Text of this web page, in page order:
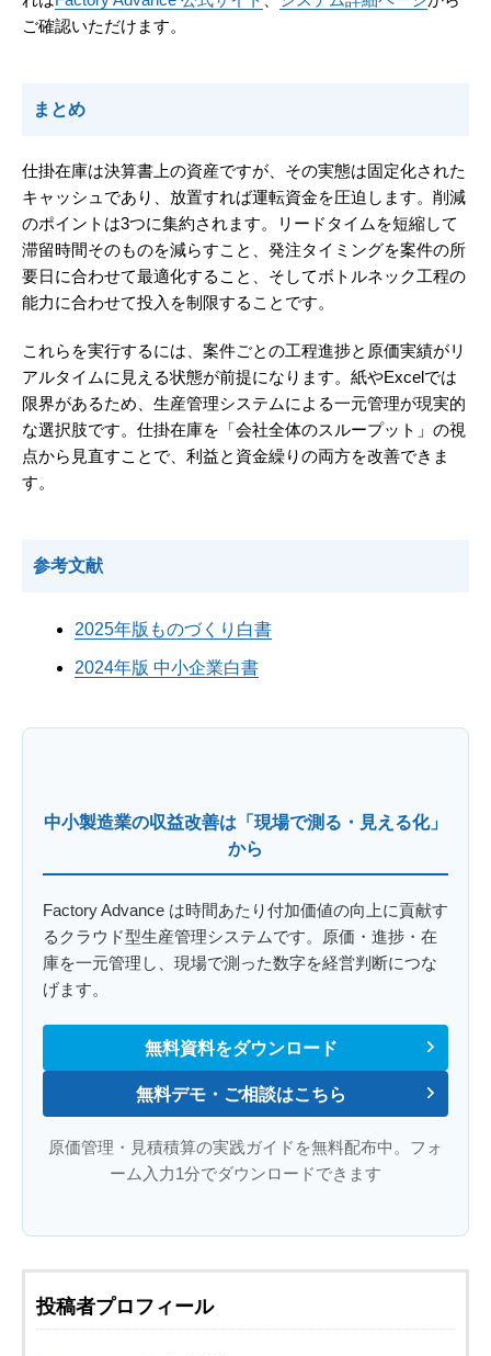
ご確認いただけます。
まとめ
仕掛在庫は決算書上の資産ですが、その実態は固定化された
キャッシュであり、放置すれば運転資金を圧迫します。削減
のポイントは3つに集約されます。リードタイムを短縮して
滞留時間そのものを減らすこと、発注タイミングを案件の所
要日に合わせて最適化すること、そしてボトルネック工程の
能力に合わせて投入を制限することです。
これらを実行するには、案件ごとの工程進捗と原価実績がリ
アルタイムに見える状態が前提になります。紙やExcelでは
限界があるため、生産管理システムによる一元管理が現実的
な選択肢です。仕掛在庫を「会社全体のスループット」の視
点から見直すことで、利益と資金繰りの両方を改善できま
す。
参考文献
2025年版ものづくり白書
2024年版 中小企業白書
中小製造業の収益改善は「現場で測る・見える化」
から
Factory Advance は時間あたり付加価値の向上に貢献す
るクラウド型生産管理システムです。原価・進捗・在
庫を一元管理し、現場で測った数字を経営判断につな
げます。
無料資料をダウンロード
無料デモ・ご相談はこちら
原価管理・見積積算の実践ガイドを無料配布中。フォ
ーム入力1分でダウンロードできます
投稿者プロフィール